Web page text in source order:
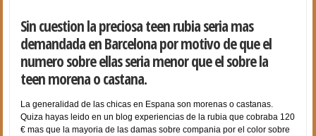
Sin cuestion la preciosa teen rubia seri­a mas
demandada en Barcelona por motivo de que el
numero sobre ellas seri­a menor que el sobre la
teen morena o castana.
La generalidad de las chicas en Espana son morenas o castanas.
Quiza hayas leido en un blog experiencias de la rubia que cobraba 120
€ mas que la mayoria de las damas sobre compania por el color sobre